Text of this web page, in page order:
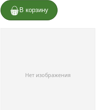
В корзину